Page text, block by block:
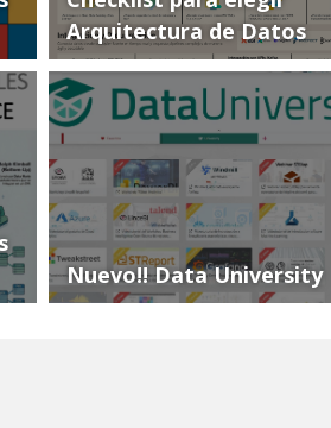
Arquitectura de Datos
Nuevo!! Data University